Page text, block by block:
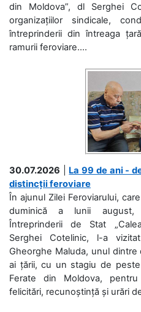
din Moldova”, dl Serghei
organizațiilor sindicale,
întreprinderii din întreaga
ramurii feroviare....
30.07.2026
La 99 de ani -
distincții feroviare
În ajunul Zilei Feroviarului,
duminică a lunii august,
Întreprinderii de Stat
Serghei Cotelinic, l-a
Gheorghe Maluda, unul
ai țării, cu un stagiu de
Ferate din Moldova,
felicitări, recunoștință și urări